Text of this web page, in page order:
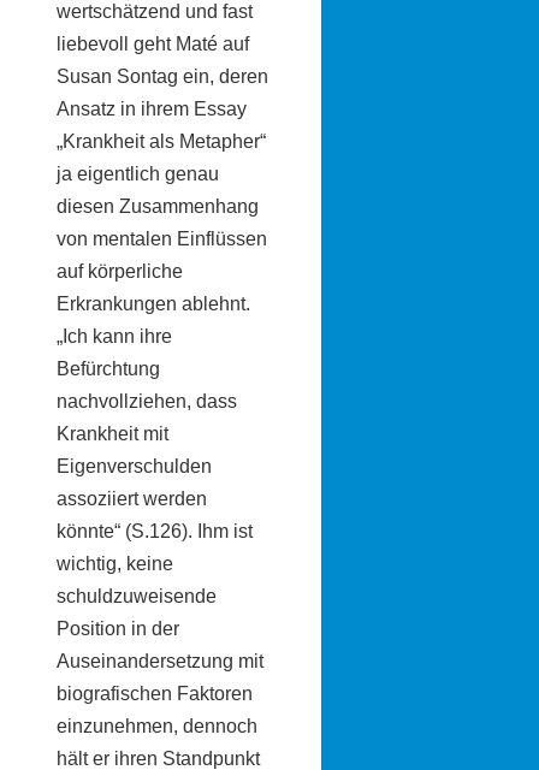
wertschätzend und fast
liebevoll geht Maté auf
Susan Sontag ein, deren
Ansatz in ihrem Essay
„Krankheit als Metapher“
ja eigentlich genau
diesen Zusammenhang
von mentalen Einflüssen
auf körperliche
Erkrankungen ablehnt.
„Ich kann ihre
Befürchtung
nachvollziehen, dass
Krankheit mit
Eigenverschulden
assoziiert werden
könnte“ (S.126). Ihm ist
wichtig, keine
schuldzuweisende
Position in der
Auseinandersetzung mit
biografischen Faktoren
einzunehmen, dennoch
hält er ihren Standpunkt